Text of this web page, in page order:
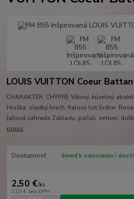
LOUIS VUITTON Coeur
CHARAKTER: CHYPRE Vábivý, kúzelný,
Hruška, sladký hrach, fialový list Srdce:
ľaliová záhrada Základu: pačuli, vetiver,
popis
Dostupnosť ihneď k odoslaniu /
2,50 €/ks
2,03 € bez DPH